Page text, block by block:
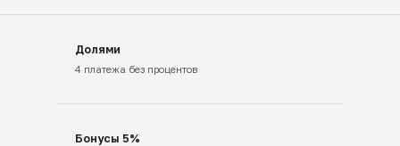
Долями
4 платежа без процентов
Бонусы 5%